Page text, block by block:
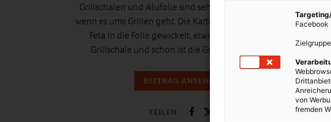
Grillschalen und Alufolie sind sehr beliebte Gadgets,
wenn es ums Grillen geht. Die Kartoffel, den Fisch oder
Feta in die Folie gewickelt, etwas Gemüse in der
Grillschale und schon ist die Grillparty gerettet.
BEITRAG ANSEHEN
TEILEN
Facebook
von
fremden